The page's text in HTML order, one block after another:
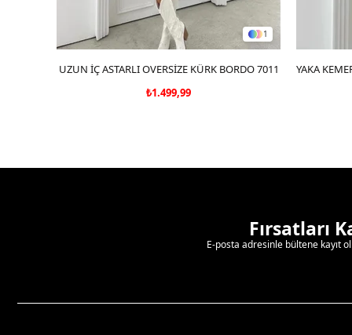
1
SEPETE EKLE
UZUN İÇ ASTARLI OVERSİZE KÜRK BORDO 7011
₺1.499,99
Fırsatları
E-posta adresinle bültene kayıt